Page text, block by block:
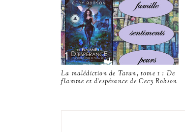
La malédiction de Taran, tome 1 : De
flamme et d'espérance de Cecy Robson